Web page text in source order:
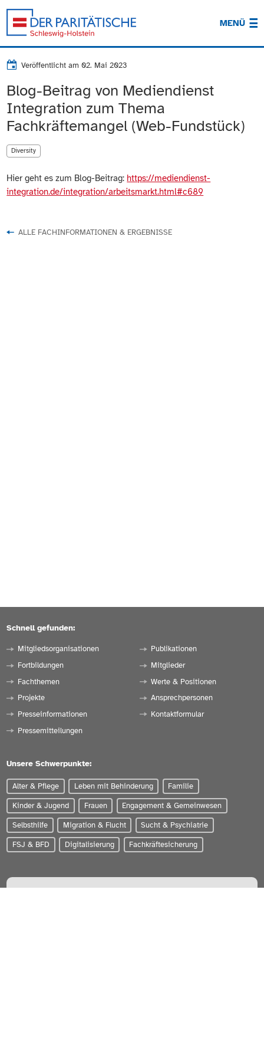
MENÜ
Veröffentlicht am02. Mai 2023
Blog-Beitrag von Mediendienst
Integration zum Thema
Fachkräftemangel (Web-Fundstück)
Diversity
Hier geht es zum Blog-Beitrag: https://mediendienst-
integration.de/integration/arbeitsmarkt.html#c689
ALLE FACHINFORMATIONEN & ERGEBNISSE
Schnell gefunden:
Mitgliedsorganisationen
Fortbildungen
Fachthemen
Projekte
Presseinformationen
Pressemitteilungen
Publikationen
Mitglieder
Werte & Positionen
Ansprechpersonen
Kontaktformular
Unsere Schwerpunkte:
Alter & Pflege Leben mit Behinderung Familie
Kinder & Jugend Frauen Engagement & Gemeinwesen
Selbsthilfe Migration & Flucht Sucht & Psychiatrie
FSJ & BFD Digitalisierung Fachkräftesicherung